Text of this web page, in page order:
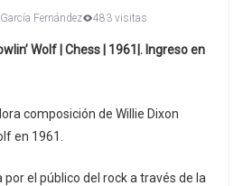
Fernández 483 visitas
Wolf | Chess | 1961|. Ingreso en
composición de Willie Dixon
en 1961.
por el público del rock a través de la